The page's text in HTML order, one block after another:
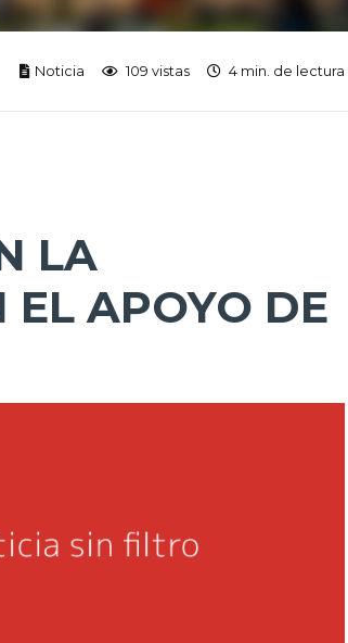
Noticia 109 vistas 4 min. de lectura
LA
EL APOYO DE